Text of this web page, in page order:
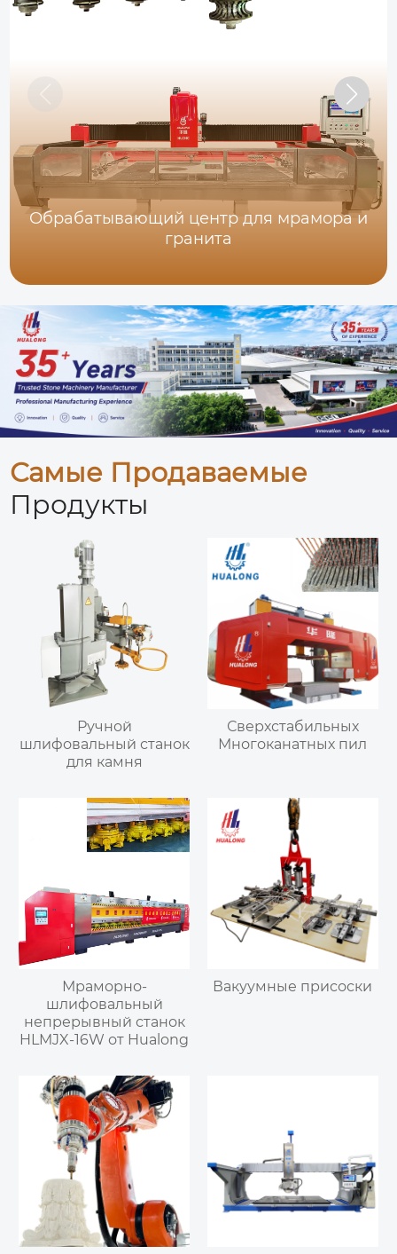
Обрабатывающий центр для мрамора и
гранита
Самые Продаваемые
Продукты
Ручной
шлифовальный станок
для камня
Сверхстабильных
Многоканатных пил
Мраморно-
шлифовальный
непрерывный станок
HLMJX-16W от Hualong
Вакуумные присоски